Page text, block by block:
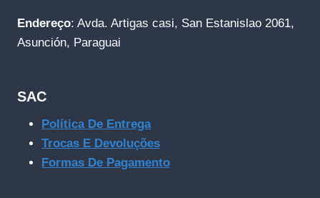
Endereço: Avda. Artigas casi, San Estanislao 2061,
Asunción, Paraguai
SAC
Política De Entrega
Trocas E Devoluções
Formas De Pagamento